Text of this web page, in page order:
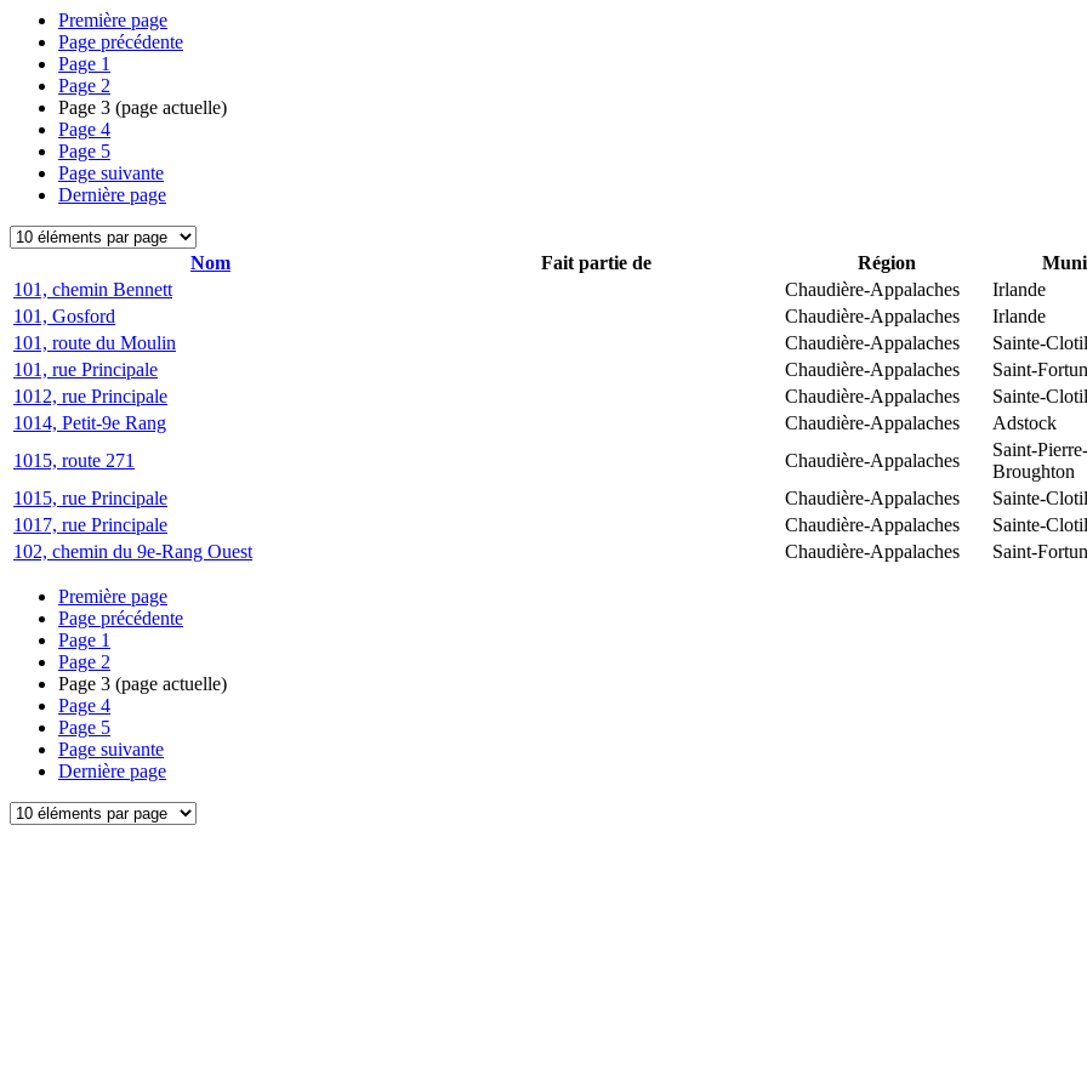
Première page
Page précédente
Page 1
Page 2
Page 3 (page actuelle)
Page 4
Page 5
Page suivante
Dernière page
Nom Fait partie de Région
101, chemin Bennett
Chaudière-Appalaches
Irlande
101, Gosford
Chaudière-Appalaches
Irlande
101, route du Moulin
Chaudière-Appalaches
Sainte-
101, rue Principale
Chaudière-Appalaches
Saint-
1012, rue Principale
Chaudière-Appalaches
Sainte-
1014, Petit-9e Rang
Chaudière-Appalaches
Adstock
1015, route 271
Chaudière-Appalaches
Saint-
Broughton
1015, rue Principale
Chaudière-Appalaches
Sainte-
1017, rue Principale
Chaudière-Appalaches
Sainte-
102, chemin du 9e-Rang Ouest
Chaudière-Appalaches Saint-
Première page
Page précédente
Page 1
Page 2
Page 3 (page actuelle)
Page 4
Page 5
Page suivante
Dernière page